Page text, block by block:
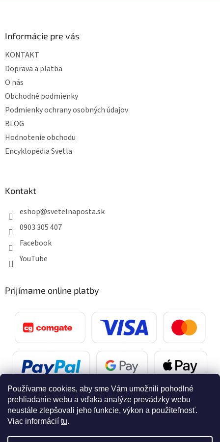
Používame cookies, aby sme Vám umožnili pohodlné
prehliadanie webu a vďaka analýze prevádzky webu
neustále zlepšovali jeho funkcie, výkon a použiteľnosť.
Viac informácií tu.
Informácie pre vás
KONTAKT
Doprava a platba
O nás
Obchodné podmienky
Podmienky ochrany osobných údajov
BLOG
Hodnotenie obchodu
Encyklopédia Svetla
Kontakt
eshop@svetelnaposta.sk
0903 305 407
Facebook
YouTube
Prijímame online platby
Vytvoril Shoptet